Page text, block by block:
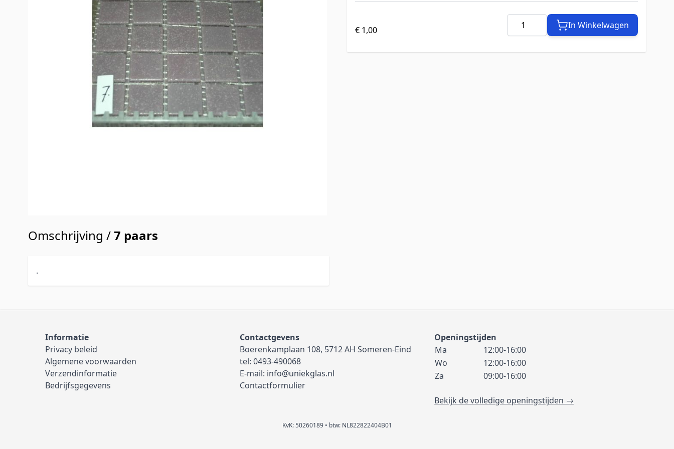
€ 1,00
Aantal In Winkelwagen
Omschrijving /7 paars
.
Informatie
Privacy beleid
Algemene voorwaarden
Verzendinformatie
Bedrijfsgegevens
Contactgevens
Boerenkamplaan 108, 5712 AH Someren-Eind
tel: 0493-490068
E-mail: info@uniekglas.nl
Contactformulier
Openingstijden
Ma
12:00-16:00
Wo
12:00-16:00
Za
09:00-16:00
Bekijk de volledige openingstijden →
KvK: 50260189 • btw: NL822822404B01